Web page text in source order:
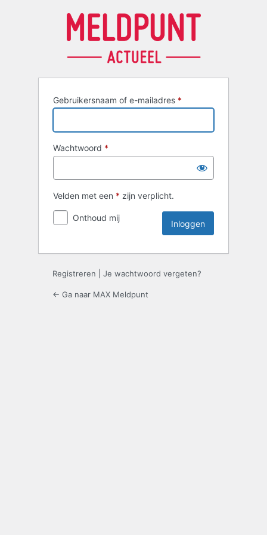
Gebruikersnaam of e-mailadres *
Wachtwoord *
Velden met een * zijn verplicht.
Onthoud mij
Registreren Je wachtwoord vergeten?
← Ga naar MAX Meldpunt